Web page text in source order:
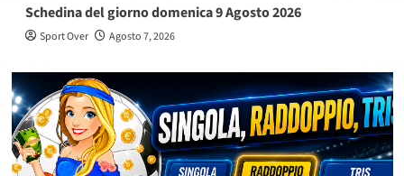
Schedina del giorno domenica 9 Agosto 2026
Sport Over Agosto 7, 2026